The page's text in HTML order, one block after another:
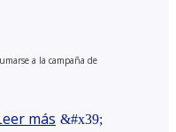
a la campaña de
más